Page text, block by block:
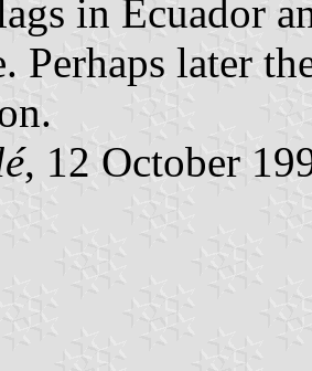
in Ecuador
Perhaps later
, 12 October